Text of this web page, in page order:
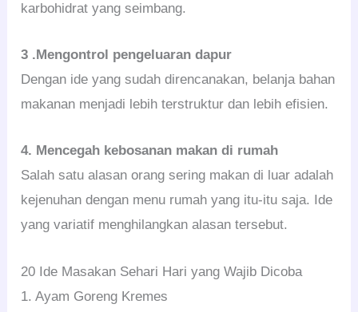
karbohidrat yang seimbang.
3 .Mengontrol pengeluaran dapur
Dengan ide yang sudah direncanakan, belanja bahan
makanan menjadi lebih terstruktur dan lebih efisien.
4. Mencegah kebosanan makan di rumah
Salah satu alasan orang sering makan di luar adalah
kejenuhan dengan menu rumah yang itu-itu saja. Ide
yang variatif menghilangkan alasan tersebut.
20 Ide Masakan Sehari Hari yang Wajib Dicoba
1. Ayam Goreng Kremes